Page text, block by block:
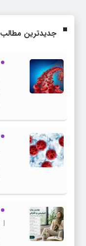
جدیدترین مطالب